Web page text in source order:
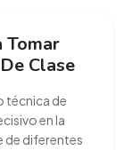
Tomar
Clase
técnica de
en la
de diferentes